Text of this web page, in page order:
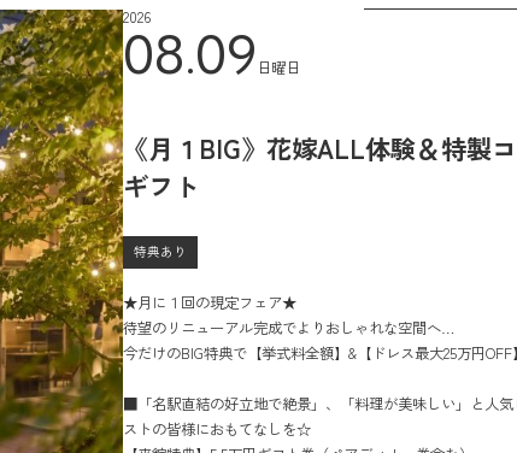
2026
08.09 日曜日
《月１BIG》花嫁ALL体験＆特製
ギフト
特典あり
★月に１回の現定フェア★
待望のリニューアル完成でよりおしゃれな空間へ…
今だけのBIG特典で【挙式料全額】&【ドレス最大25万円OFF
■「名駅直結の好立地で絶景」、「料理が美味しい」と人
ストの皆様におもてなしを☆